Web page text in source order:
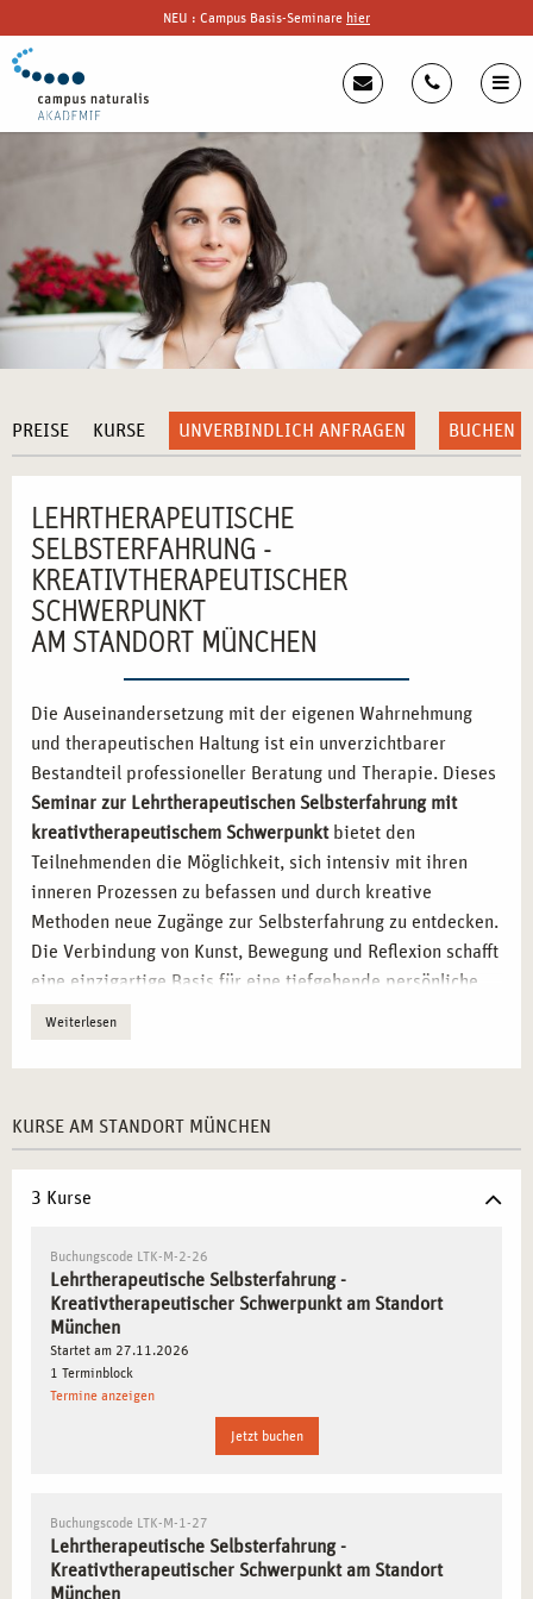
NEU : Campus Basis-Seminare hier
PREISE KURSE UNVERBINDLICH ANFRAGEN BUCHEN
LEHRTHERAPEUTISCHE
SELBSTERFAHRUNG -
KREATIVTHERAPEUTISCHER
SCHWERPUNKT
AM STANDORT MÜNCHEN
Die Auseinandersetzung mit der eigenen Wahrnehmung
und therapeutischen Haltung ist ein unverzichtbarer
Bestandteil professioneller Beratung und Therapie. Dieses
Seminar zur Lehrtherapeutischen Selbsterfahrung mit
kreativtherapeutischem Schwerpunktbietet den
Teilnehmenden die Möglichkeit, sich intensiv mit ihren
inneren Prozessen zu befassen und durch kreative
Methoden neue Zugänge zur Selbsterfahrung zu entdecken.
Die Verbindung von Kunst, Bewegung und Reflexion schafft
eine einzigartige Basis für eine tiefgehende persönliche
Eigene Emotionen und Verhaltensmuster reflektieren–
Selbstwahrnehmung nutzen– Erprobung verschiedener
Techniken wie Malerei, Musik und Bewegung.
Vertiefung der nonverbalen Kommunikation
und Anwenden kreativer Methoden zur Förderung der
Selbstreflexion.
Ausbalancierung von Nähe und Distanz im
professionellen Kontext– Bewusste Gestaltung der
Verbindung von Theorie und Praxis für nachhaltiges
Lernen.
Weiterlesen
KURSE AM STANDORT MÜNCHEN
3 Kurse
Buchungscode LTK-M-2-26
Lehrtherapeutische Selbsterfahrung -
Kreativtherapeutischer Schwerpunkt am Standort
München
Startet am 27.11.2026
1 Terminblock
Termine anzeigen
Jetzt buchen
Buchungscode LTK-M-1-27
Lehrtherapeutische Selbsterfahrung -
Kreativtherapeutischer Schwerpunkt am Standort
München